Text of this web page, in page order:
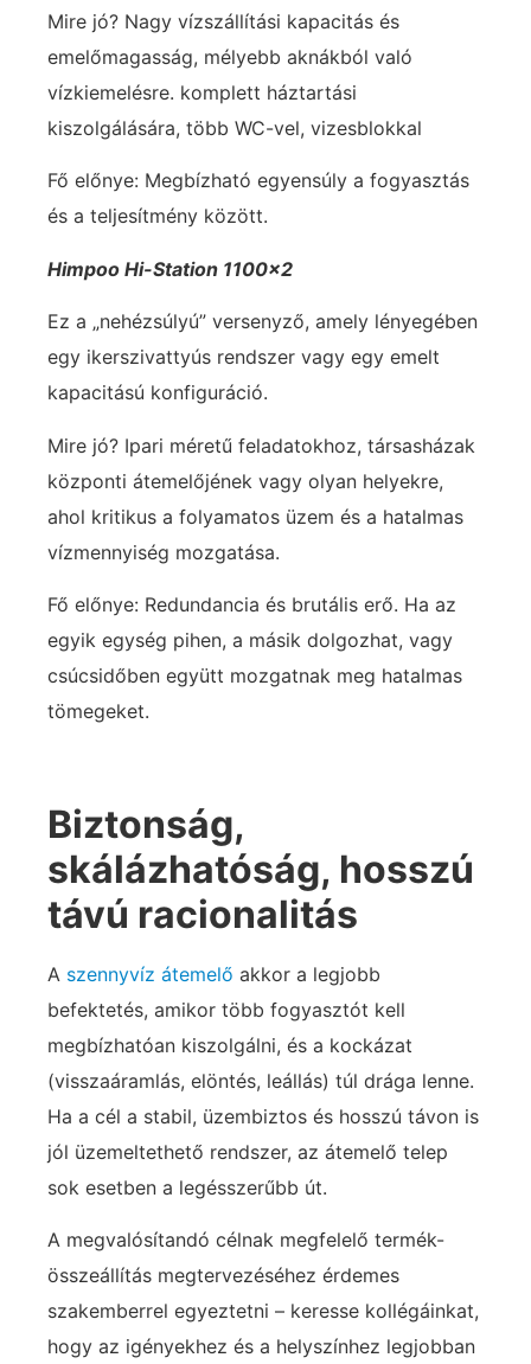
Mire jó? Nagy vízszállítási kapacitás és
emelőmagasság, mélyebb aknákból való
vízkiemelésre. komplett háztartási
kiszolgálására, több WC-vel, vizesblokkal
Fő előnye: Megbízható egyensúly a fogyasztás
és a teljesítmény között.
Himpoo Hi-Station 1100×2
Ez a „nehézsúlyú” versenyző, amely lényegében
egy ikerszivattyús rendszer vagy egy emelt
kapacitású konfiguráció.
Mire jó? Ipari méretű feladatokhoz, társasházak
központi átemelőjének vagy olyan helyekre,
ahol kritikus a folyamatos üzem és a hatalmas
vízmennyiség mozgatása.
Fő előnye: Redundancia és brutális erő. Ha az
egyik egység pihen, a másik dolgozhat, vagy
csúcsidőben együtt mozgatnak meg hatalmas
tömegeket.
Biztonság,
skálázhatóság, hosszú
távú racionalitás
A szennyvíz átemelő akkor a legjobb
befektetés, amikor több fogyasztót kell
megbízhatóan kiszolgálni, és a kockázat
(visszaáramlás, elöntés, leállás) túl drága lenne.
Ha a cél a stabil, üzembiztos és hosszú távon is
jól üzemeltethető rendszer, az átemelő telep
sok esetben a legésszerűbb út.
A megvalósítandó célnak megfelelő termék-
összeállítás megtervezéséhez érdemes
szakemberrel egyeztetni – keresse kollégáinkat,
hogy az igényekhez és a helyszínhez legjobban